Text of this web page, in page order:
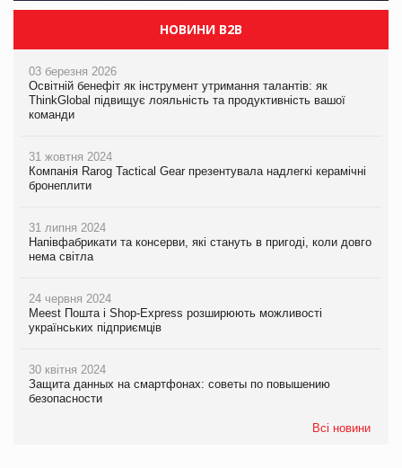
НОВИНИ B2B
03 березня 2026
Освітній бенефіт як інструмент утримання талантів: як
ThinkGlobal підвищує лояльність та продуктивність вашої
команди
31 жовтня 2024
Компанія Rarog Tactical Gear презентувала надлегкі керамічні
бронеплити
31 липня 2024
Напівфабрикати та консерви, які стануть в пригоді, коли довго
нема світла
24 червня 2024
Meest Пошта і Shop-Express розширюють можливості
українських підприємців
30 квітня 2024
Защита данных на смартфонах: советы по повышению
безопасности
Всі новини